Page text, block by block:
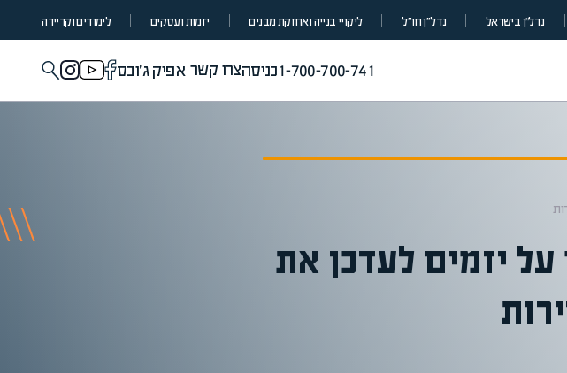
נדל”ן בישראל נדל״ן חו״ל ליקויי בנייה ואחזקת מבנים יזמות ועסקים לימודים וקריירה
1-700-700-741כניסהצרו קשר אפיק ג'ובס
יזמים לעדכן את